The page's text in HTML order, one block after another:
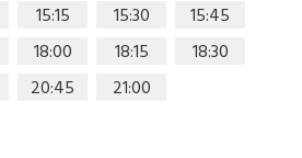
15:15 15:30
15:45
18:00 18:15
18:30
20:45 21:00